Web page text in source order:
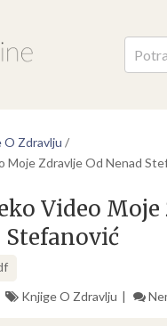
O Zdravlju /
Moje Zdravlje Od Nenad
Video
Stefanović
Knjige O Zdravlju